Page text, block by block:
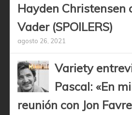
Hayden Christensen
Vader (SPOILERS)
agosto 26, 2021
Variety
Pascal: «En
reunión con Jon